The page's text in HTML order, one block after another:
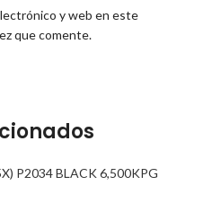
y web en este
que comente.